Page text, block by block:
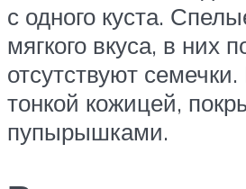
с одного куста.
мягкого вкуса, в них
отсутствуют
тонкой кожицей,
пупырышками.